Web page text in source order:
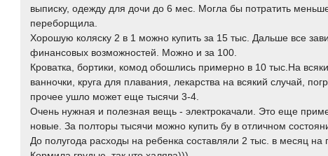
выписку, одежду для дочи до 6 мес. Могла бы потратить
переборщила.
Хорошую коляску 2 в 1 можно купить за 15 тыс. Дальше все
финансовых возможностей. Можно и за 100.
Кроватка, бортики, комод обошлись примерно в 10 тыс.На
ванночки, круга для плавания, лекарства на всякий случай,
прочее ушло может еще тысячи 3-4.
Очень нужная и полезная вещь - электрокачали. Это еще
новые. За полторы тысячи можно купить бу в отличном
До полугода расходы на ребенка составляли 2 тыс. в месяц на